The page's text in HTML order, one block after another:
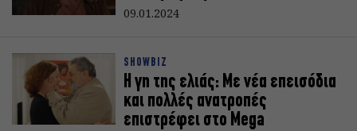
09.01.2024
SHOWBIZ
Η γη της ελιάς: Με νέα επεισόδια
και πολλές ανατροπές
επιστρέφει στο Mega